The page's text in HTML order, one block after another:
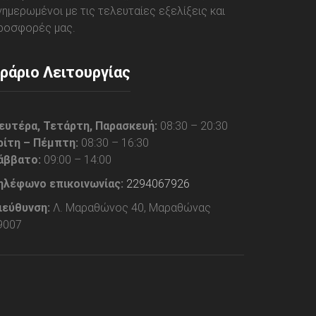
με τις τελευταίες εξελίξεις και
μας.
Λειτουργίας
Τετάρτη, Παρασκευή: 08:30 – 20:30
– Πέμπτη: 08:30 – 16:30
09:00 – 14:00
επικοινωνίας: 2294067926
Λ. Μαραθώνος 40, Μαραθώνας